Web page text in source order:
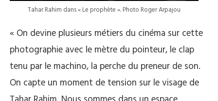
Tahar Rahim dans « Le prophète ». Photo Roger Arpajou
« On devine plusieurs métiers du cinéma sur cette
photographie avec le mètre du pointeur, le clap
tenu par le machino, la perche du preneur de son.
On capte un moment de tension sur le visage de